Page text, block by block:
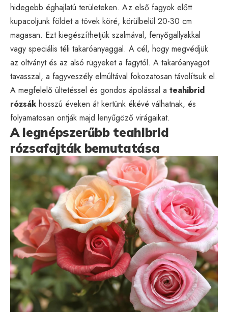
hidegebb éghajlatú területeken. Az első fagyok előtt
kupacoljunk földet a tövek köré, körülbelül 20-30 cm
magasan. Ezt kiegészíthetjük szalmával, fenyőgallyakkal
vagy speciális téli takaróanyaggal. A cél, hogy megvédjük
az oltványt és az alsó rügyeket a fagytól. A takaróanyagot
tavasszal, a fagyveszély elmúltával fokozatosan távolítsuk el.
A megfelelő ültetéssel és gondos ápolással a teahibrid
rózsák hosszú éveken át kertünk ékévé válhatnak, és
folyamatosan ontják majd lenyűgöző virágaikat.
A legnépszerűbb teahibrid
rózsafajták bemutatása